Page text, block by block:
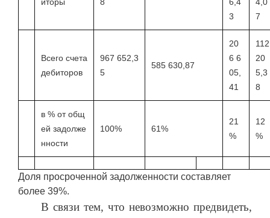
3
7
Всего счета
дебиторов
967 652,3
5
585 630,87
20
6 6
05,
41
112
20
5,3
8
в % от общ
ей задолже
нности
100% 61%
21
%
12
%
Доля просроченной задолженности составляет
более 39%.
В связи тем, что невозможно предвидеть,